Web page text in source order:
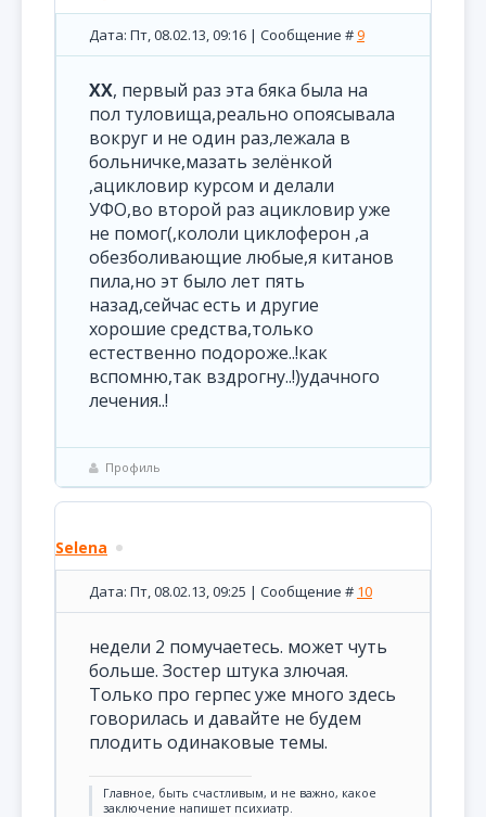
Дата: Пт, 08.02.13, 09:16 | Сообщение #9
XX, первый раз эта бяка была на
пол туловища,реально опоясывала
вокруг и не один раз,лежала в
больничке,мазать зелёнкой
,ацикловир курсом и делали
УФО,во второй раз ацикловир уже
не помог(,кололи циклоферон ,а
обезболивающие любые,я китанов
пила,но эт было лет пять
назад,сейчас есть и другие
хорошие средства,только
естественно подороже..!как
вспомню,так вздрогну..!)удачного
лечения..!
Профиль
Selena
Дата: Пт, 08.02.13, 09:25 | Сообщение # 10
недели 2 помучаетесь. может чуть
больше. Зостер штука злючая.
Только про герпес уже много здесь
говорилась и давайте не будем
плодить одинаковые темы.
Главное, быть счастливым, и не важно, какое
заключение напишет психиатр.